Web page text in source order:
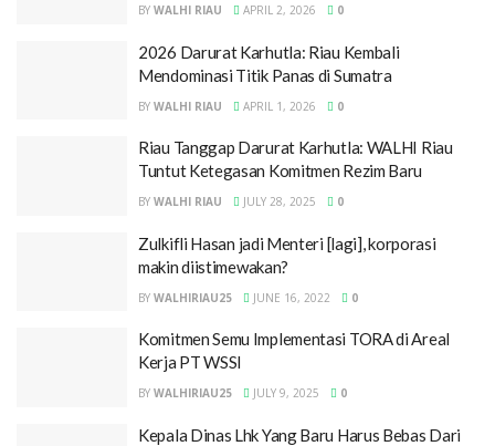
BY WALHI RIAU APRIL 2, 2026 0
2026 Darurat Karhutla: Riau Kembali
Mendominasi Titik Panas di Sumatra
BY WALHI RIAU APRIL 1, 2026 0
Riau Tanggap Darurat Karhutla: WALHI Riau
Tuntut Ketegasan Komitmen Rezim Baru
BY WALHI RIAU JULY 28, 2025 0
Zulkifli Hasan jadi Menteri [lagi], korporasi
makin diistimewakan?
BY WALHIRIAU25 JUNE 16, 2022 0
Komitmen Semu Implementasi TORA di Areal
Kerja PT WSSI
BY WALHIRIAU25 JULY 9, 2025 0
Kepala Dinas Lhk Yang Baru Harus Bebas Dari